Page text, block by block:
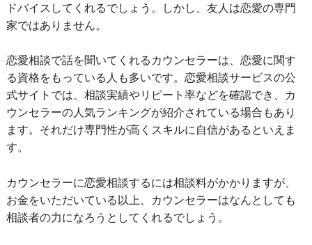
ドバイスしてくれるでしょう。しかし、友人は恋愛の専門
家ではありません。
恋愛相談で話を聞いてくれるカウンセラーは、恋愛に関す
る資格をもっている人も多いです。恋愛相談サービスの公
式サイトでは、相談実績やリピート率などを確認でき、カ
ウンセラーの人気ランキングが紹介されている場合もあり
ます。それだけ専門性が高くスキルに自信があるといえま
す。
カウンセラーに恋愛相談するには相談料がかかりますが、
お金をいただいている以上、カウンセラーはなんとしても
相談者の力になろうとしてくれるでしょう。